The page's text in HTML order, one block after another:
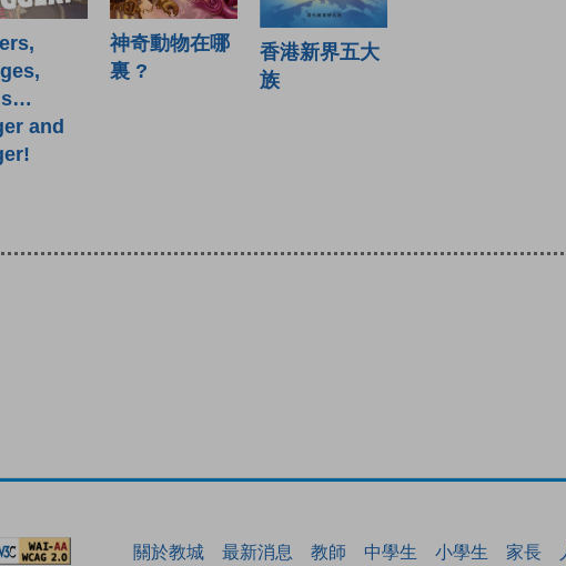
and
神奇動物在哪
裏 ?
香港新界五大
族
關於教城 最新消息 教師 中學生 小學生 家長